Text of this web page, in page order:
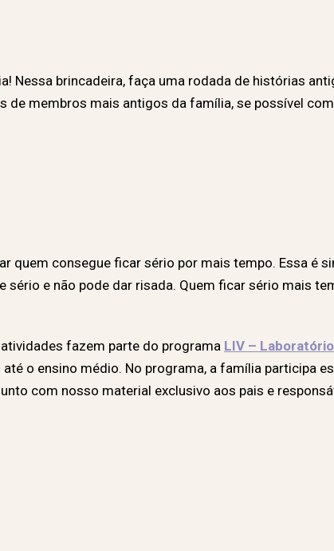
Nessa brincadeira, faça uma rodada de histórias
de membros mais antigos da família, se possível
quem consegue ficar sério por mais tempo. Essa é
e não pode dar risada. Quem ficar sério mais
fazem parte do programa LIV –
o ensino médio. No programa, a família participa
com nosso material exclusivo aos pais e